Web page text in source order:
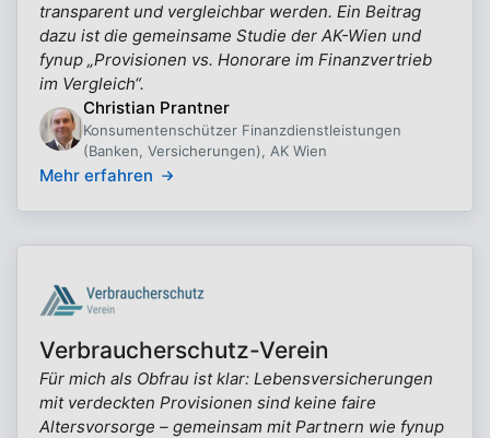
transparent und vergleichbar werden. Ein Beitrag
dazu ist die gemeinsame Studie der AK-Wien und
fynup „Provisionen vs. Honorare im Finanzvertrieb
im Vergleich“.
Christian Prantner
Konsumentenschützer Finanzdienstleistungen
(Banken, Versicherungen), AK Wien
Mehr erfahren
Verbraucherschutz-Verein
Für mich als Obfrau ist klar: Lebensversicherungen
mit verdeckten Provisionen sind keine faire
Altersvorsorge – gemeinsam mit Partnern wie fynup